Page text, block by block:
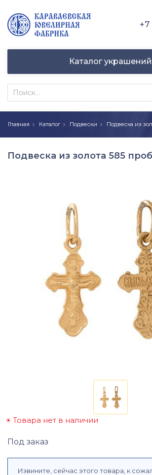
+7
Каталог украшений
Главная Каталог Подвески Подвеска из
Подвеска из золота 585
Товара нет в наличии
Под заказ
Извините, сейчас этого товара, к